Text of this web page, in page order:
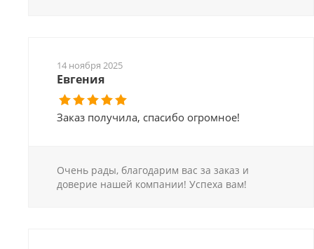
14 ноября 2025
Евгения
Заказ получила, спасибо огромное!
Очень рады, благодарим вас за заказ и
доверие нашей компании! Успеха вам!